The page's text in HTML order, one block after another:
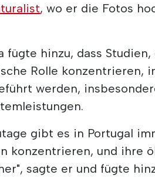
, wo er die Fotos
fügte hinzu, dass
Rolle konzentrieren,
werden,
gibt es in Portugal
konzentrieren, und ihre
sagte er und fügte